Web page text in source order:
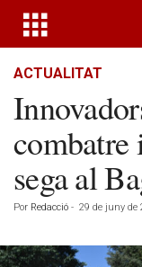
ACTUALITAT
combatre
sega al
Por Redacció - 29 de juny de